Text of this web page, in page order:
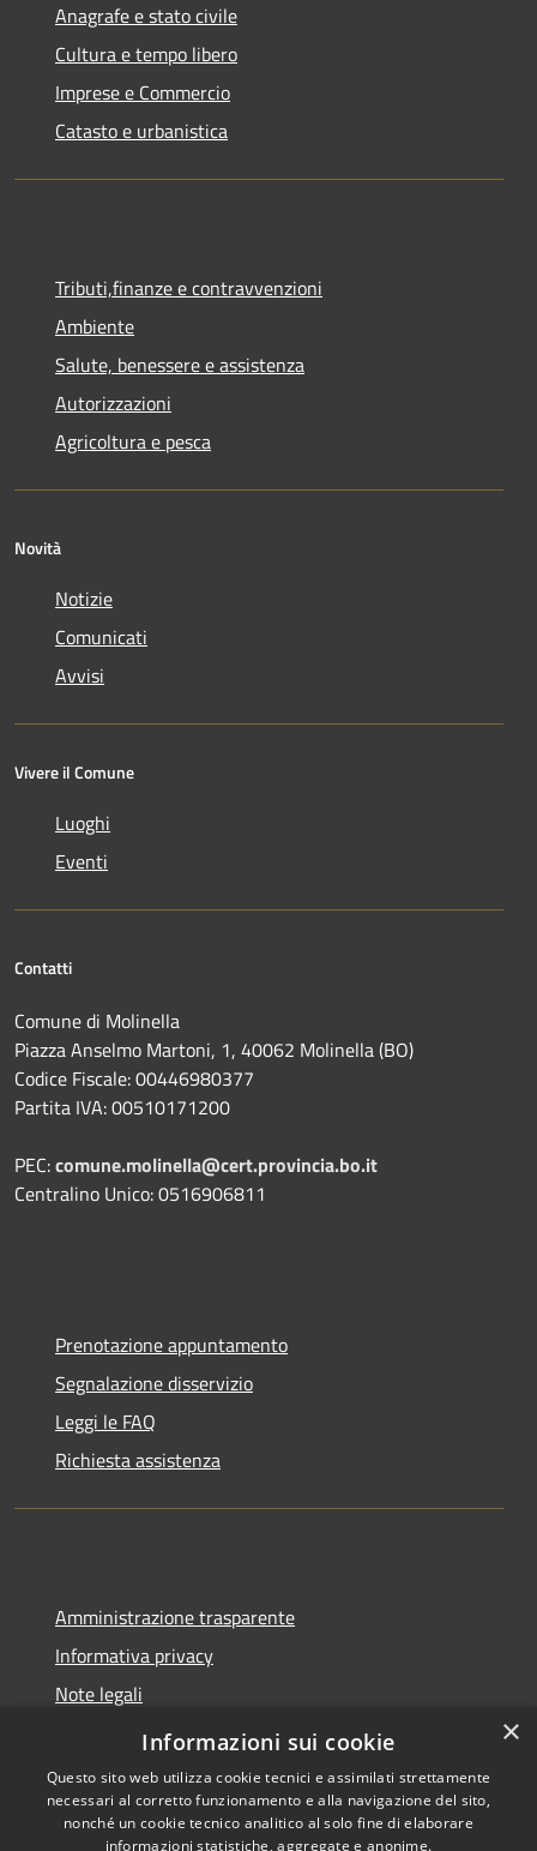
Anagrafe e stato civile
Cultura e tempo libero
Imprese e Commercio
Catasto e urbanistica
Tributi,finanze e contravvenzioni
Ambiente
Salute, benessere e assistenza
Autorizzazioni
Agricoltura e pesca
Novità
Notizie
Comunicati
Avvisi
Vivere il Comune
Luoghi
Eventi
Contatti
Comune di Molinella
Piazza Anselmo Martoni, 1, 40062 Molinella (BO)
Codice Fiscale: 00446980377
Partita IVA: 00510171200
PEC:comune.molinella@cert.provincia.bo.it
Centralino Unico: 0516906811
Prenotazione appuntamento
Segnalazione disservizio
Leggi le FAQ
Richiesta assistenza
Amministrazione trasparente
Informativa privacy
Note legali
Dichiarazione di accessibilità
×
Informazioni sui cookie
Questo sito web utilizza cookie tecnici e assimilati strettamente
necessari al corretto funzionamento e alla navigazione del sito,
nonché un cookie tecnico analitico al solo fine di elaborare
informazioni statistiche, aggregate e anonime.